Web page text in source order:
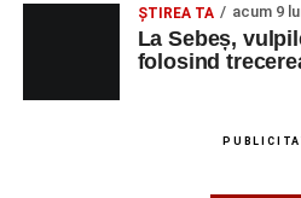
ŞTIREA TA acum 9
La Sebeș,
folosind